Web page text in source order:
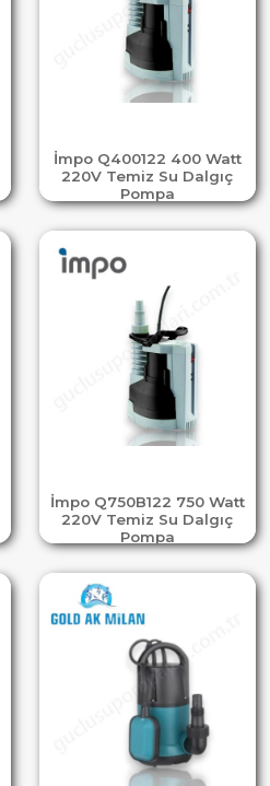
İmpo Q400122 400 Watt
220V Temiz Su Dalgıç
Pompa
İmpo Q750B122 750 Watt
220V Temiz Su Dalgıç
Pompa